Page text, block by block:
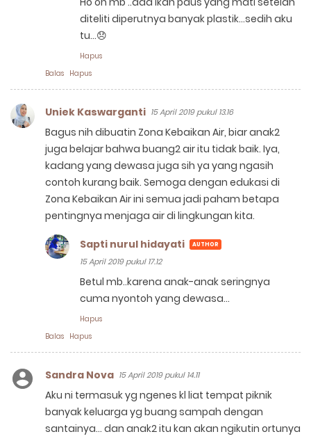
Balas Hapus
diteliti diperutnya banyak plastik...sedih aku
tu...😞
Hapus
Uniek Kaswarganti 15 April 2019 pukul 13.16
Bagus nih dibuatin Zona Kebaikan Air, biar anak2
juga belajar bahwa buang2 air itu tidak baik. Iya,
kadang yang dewasa juga sih ya yang ngasih
contoh kurang baik. Semoga dengan edukasi di
Zona Kebaikan Air ini semua jadi paham betapa
pentingnya menjaga air di lingkungan kita.
Balas Hapus
Sapti nurul hidayati
15 April 2019 pukul 17.12
Betul mb..karena anak-anak seringnya
cuma nyontoh yang dewasa...
Hapus
Sandra Nova 15 April 2019 pukul 14.11
Aku ni termasuk yg ngenes kl liat tempat piknik
banyak keluarga yg buang sampah dengan
santainya... dan anak2 itu kan akan ngikutin ortunya